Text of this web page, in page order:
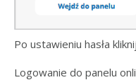
Po ustawieniu hasła kliknij
Logowanie do panelu